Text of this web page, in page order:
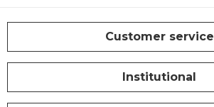
Customer service
Institutional